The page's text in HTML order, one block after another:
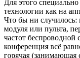
Для этого
технологии как на
Что бы ни случилось:
модуля или пульта,
частот беспроводной
конференция всё
горячая (занимающая